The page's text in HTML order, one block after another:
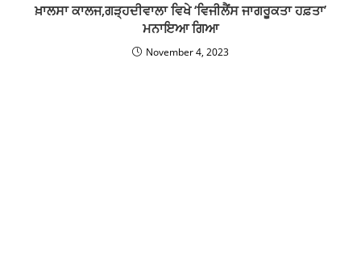
ਖ਼ਾਲਸਾ ਕਾਲਜ,ਗੜ੍ਹਦੀਵਾਲਾ ਵਿਖੇ ‘ਵਿਜੀਲੈਂਸ ਜਾਗਰੂਕਤਾ ਹਫ਼ਤਾ’
ਮਨਾਇਆ ਗਿਆ
November 4, 2023